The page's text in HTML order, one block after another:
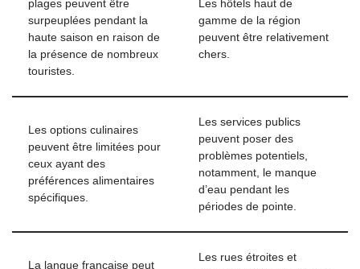
plages peuvent être
surpeuplées pendant la
haute saison en raison de
la présence de nombreux
touristes.
Les hôtels haut de
gamme de la région
peuvent être relativement
chers.
Les options culinaires
peuvent être limitées pour
ceux ayant des
préférences alimentaires
spécifiques.
Les services publics
peuvent poser des
problèmes potentiels,
notamment, le manque
d’eau pendant les
périodes de pointe.
La langue française peut
Les rues étroites et